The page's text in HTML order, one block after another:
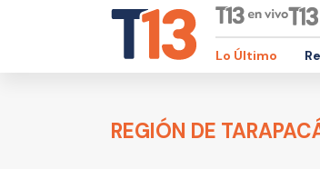
Lo Último
REGIÓN DE